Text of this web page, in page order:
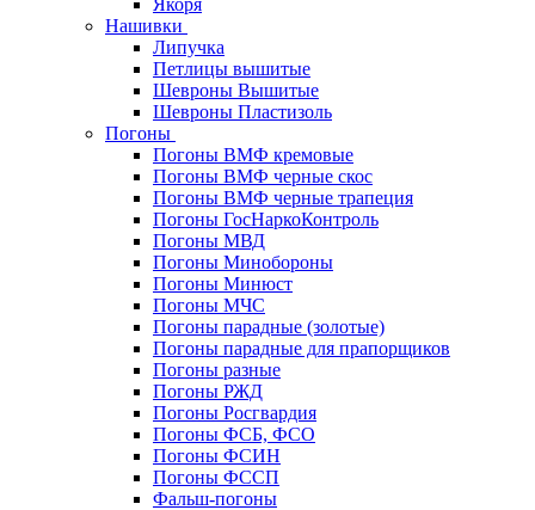
Нашивки
Липучка
Петлицы вышитые
Шевроны Вышитые
Шевроны Пластизоль
Погоны
Погоны ВМФ кремовые
Погоны ВМФ черные скос
Погоны ВМФ черные трапеция
Погоны ГосНаркоКонтроль
Погоны МВД
Погоны Минобороны
Погоны Минюст
Погоны МЧС
Погоны парадные (золотые)
Погоны парадные для прапорщиков
Погоны разные
Погоны РЖД
Погоны Росгвардия
Погоны ФСБ, ФСО
Погоны ФСИН
Погоны ФССП
Фальш-погоны